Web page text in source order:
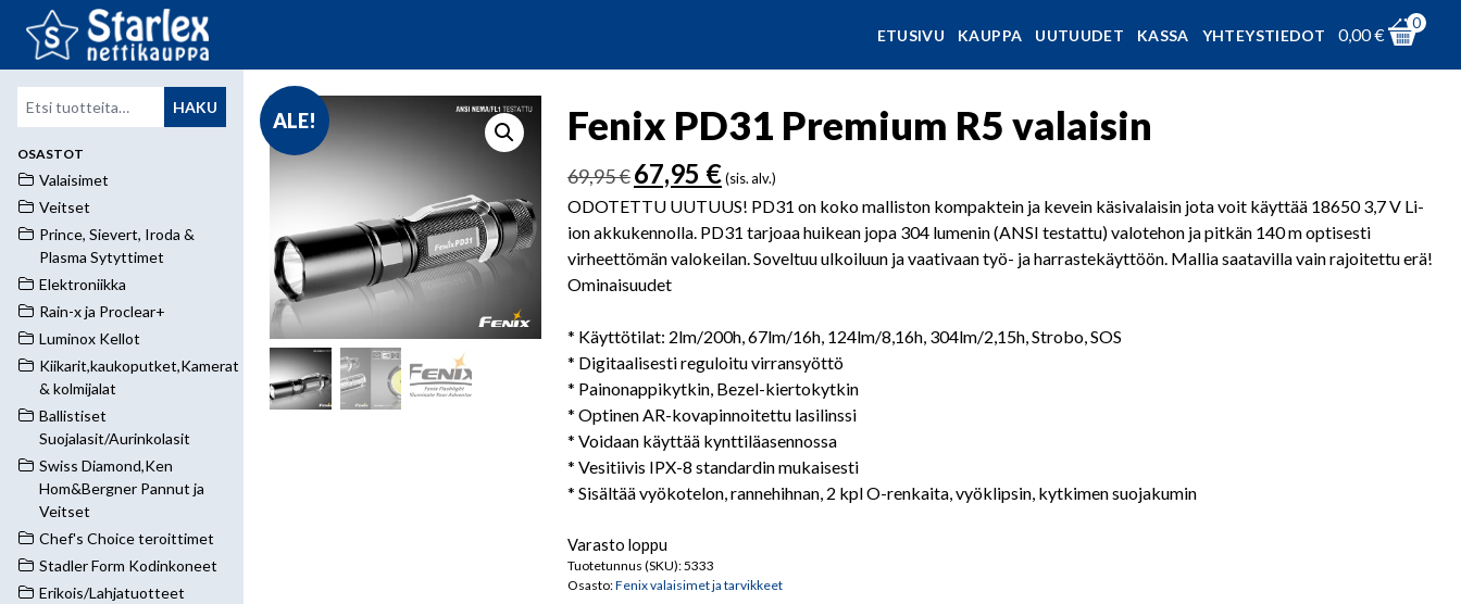
ETUSIVU KAUPPA UUTUUDET KASSA YHTEYSTIEDOT 0,00€
0
Etsi: HAKU
OSASTOT
Valaisimet
Veitset
Prince, Sievert, Iroda &
Plasma Sytyttimet
Elektroniikka
Rain-x ja Proclear+
Luminox Kellot
Kiikarit,kaukoputket,Kamerat
& kolmijalat
Ballistiset
Suojalasit/Aurinkolasit
Swiss Diamond,Ken
Hom&Bergner Pannut ja
Veitset
Chef's Choice teroittimet
Stadler Form Kodinkoneet
Erikois/Lahjatuotteet
ALE! Fenix PD31 Premium R5 valaisin
69,95€ Alkuperäinen
hinta
oli:
69,95 €.
67,95 €Nykyinen
hinta
on:
67,95 €.
(sis. alv.)
ODOTETTU UUTUUS! PD31 on koko malliston kompaktein ja kevein käsivalaisin jota voit käyttää 18650 3,7 V Li-
ion akkukennolla. PD31 tarjoaa huikean jopa 304 lumenin (ANSI testattu) valotehon ja pitkän 140 m optisesti
virheettömän valokeilan. Soveltuu ulkoiluun ja vaativaan työ- ja harrastekäyttöön. Mallia saatavilla vain rajoitettu erä!
Ominaisuudet
* Käyttötilat: 2lm/200h, 67lm/16h, 124lm/8,16h, 304lm/2,15h, Strobo, SOS
* Digitaalisesti reguloitu virransyöttö
* Painonappikytkin, Bezel-kiertokytkin
* Optinen AR-kovapinnoitettu lasilinssi
* Voidaan käyttää kynttiläasennossa
* Vesitiivis IPX-8 standardin mukaisesti
* Sisältää vyökotelon, rannehihnan, 2 kpl O-renkaita, vyöklipsin, kytkimen suojakumin
Varasto loppu
Tuotetunnus (SKU):5333
Osasto:Fenix valaisimet ja tarvikkeet